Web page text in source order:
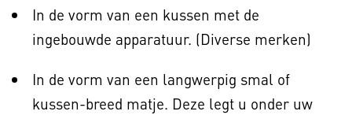
In de vorm van een kussen met de
ingebouwde apparatuur. (Diverse merken)
In de vorm van een langwerpig smal of
kussen-breed matje. Deze legt u onder uw